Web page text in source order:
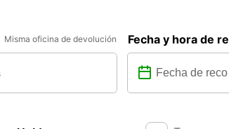
Misma oficina de devolución Fecha y hora de